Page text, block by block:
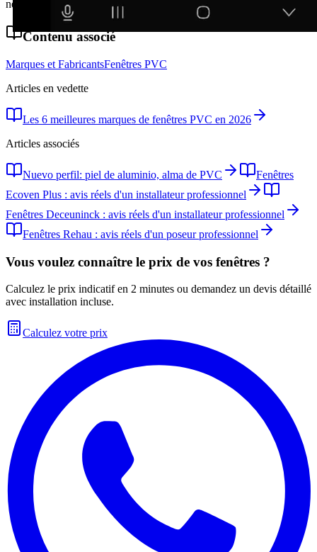
ne partageons pas vos données avec des tiers.
Contenu associé
Marques et FabricantsFenêtres PVC
Articles en vedette
Les 6 meilleures marques de fenêtres PVC en 2026
Articles associés
Nuevo perfil: piel de aluminio, alma de PVC
Fenêtres
Ecoven Plus : avis réels d'un installateur professionnel
Fenêtres Deceuninck : avis réels d'un installateur professionnel
Fenêtres Rehau : avis réels d'un poseur professionnel
Vous voulez connaître le prix de vos fenêtres ?
Calculez le prix indicatif en 2 minutes ou demandez un devis détaillé
avec installation incluse.
Calculez votre prix